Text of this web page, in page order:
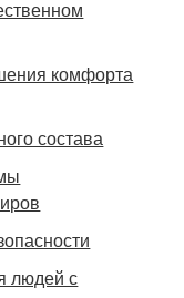
комфорта
состава
людей с